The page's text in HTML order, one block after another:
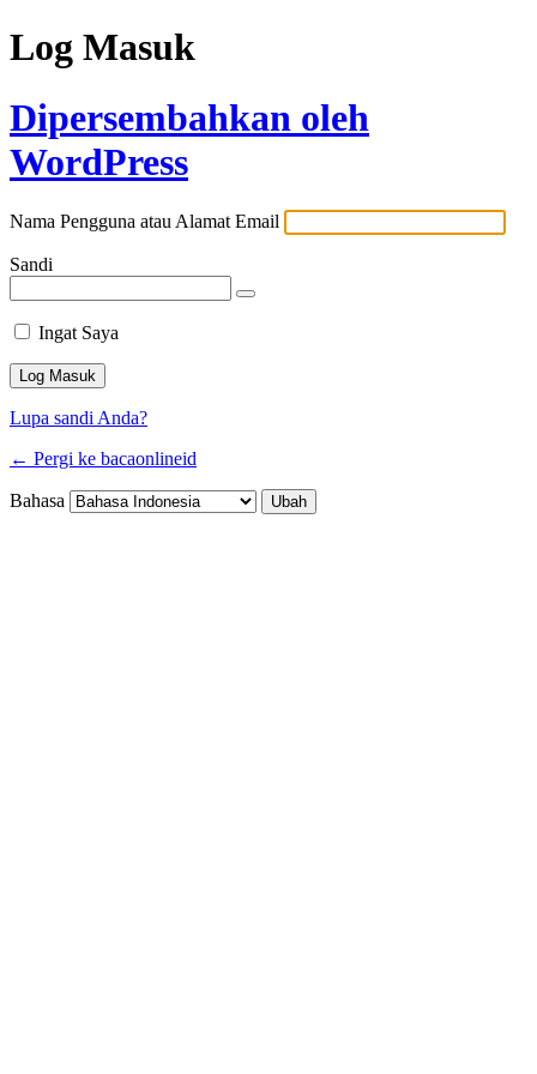
Log Masuk
Dipersembahkan oleh
WordPress
Nama Pengguna atau Alamat Email
Sandi
Ingat Saya
Lupa sandi Anda?
← Pergi ke bacaonlineid
Bahasa